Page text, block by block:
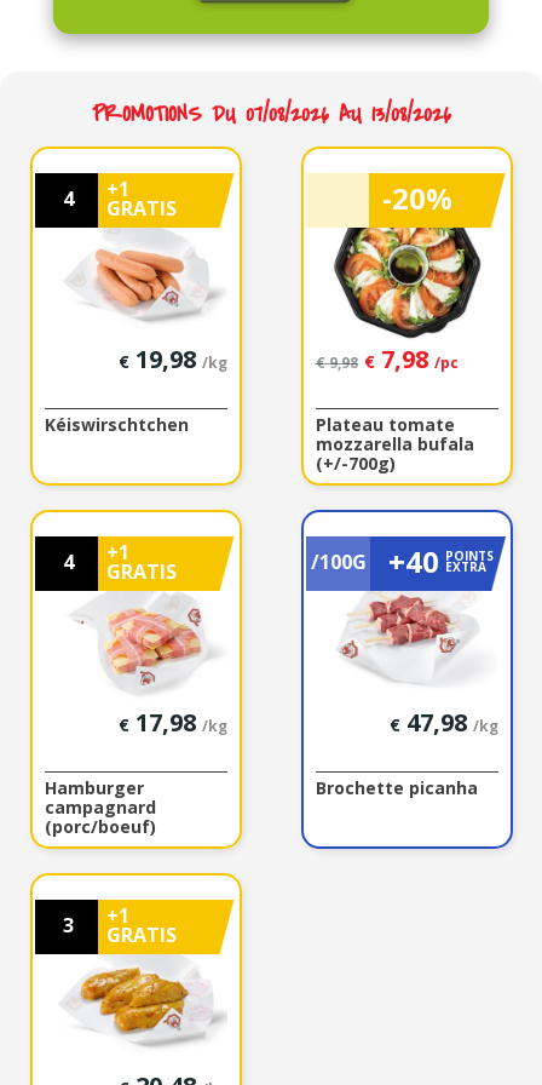
PROMOTIONS DU 07/08/2026 AU 13/08/2026
4 +1
GRATIS
€19,98 /kg
Kéiswirschtchen
-20%
€9,98 €7,98 /pc
Plateau tomate
mozzarella bufala
(+/-700g)
4 +1
GRATIS
€17,98 /kg
Hamburger
campagnard
(porc/boeuf)
/100G +40 POINTS
EXTRA
€47,98 /kg
Brochette picanha
3 +1
GRATIS